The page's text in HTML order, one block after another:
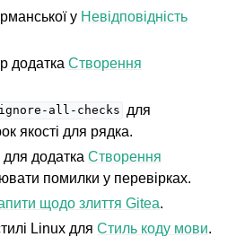
у Невідповідність
додаткаСтворення
ignore-all-checks для
якості для рядка.
для додаткаСтворення
помилки у перевірках.
щодо злиття Gitea.
Linux дляСтиль коду мови.